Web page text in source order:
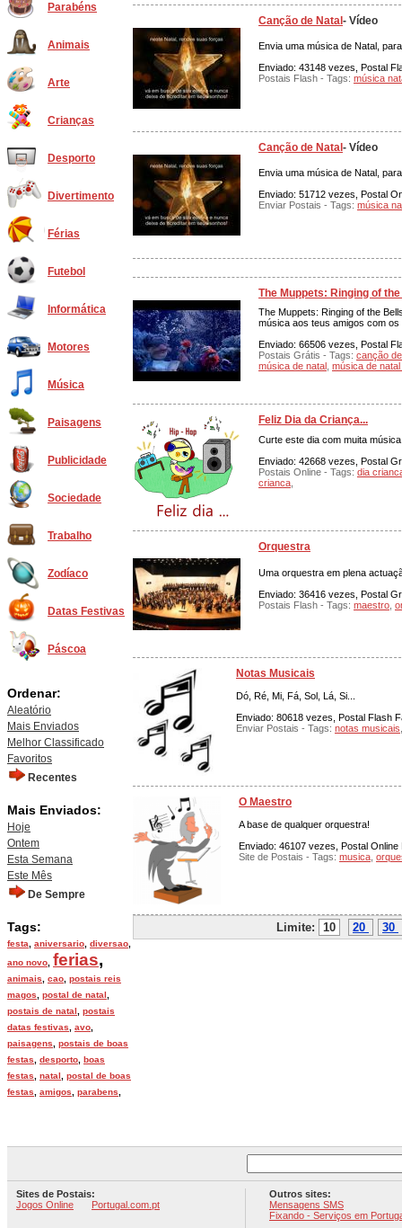
Parabéns
Animais
Arte
Crianças
Desporto
Divertimento
Férias
Futebol
Informática
Motores
Música
Paisagens
Publicidade
Sociedade
Trabalho
Zodíaco
Datas Festivas
Páscoa
Ordenar:
Aleatório
Mais Enviados
Melhor Classificado
Favoritos
Recentes
Mais Enviados:
Hoje
Ontem
Esta Semana
Este Mês
De Sempre
Tags:
festa aniversario diversao
ano novo ferias,
animais cao postais reis
magos
postal de natal
postais de natal
postais
datas festivas
avo
paisagens
postais de boas
festas
desporto boas
festas
natal
postal de boas
festas
amigos parabens
Canção de Natal - Vídeo
Envia uma música de Natal,
Enviado: 43148 vezes, Postal
Postais Flash - Tags: música
Canção de Natal - Vídeo
Envia uma música de Natal,
Enviado: 51712 vezes, Postal
Enviar Postais - Tags: música
The Muppets: Ringing of
The Muppets: Ringing of the
música aos teus amigos com os
Enviado: 66506 vezes, Postal
Postais Grátis - Tags: canção
música de natal música de
Feliz Dia da Criança...
Curte este dia com muita
Enviado: 42668 vezes, Postal
Postais Online - Tags: dia
crianca
Orquestra
Uma orquestra em plena
Enviado: 36416 vezes, Postal
Postais Flash - Tags: maestro
Notas Musicais
Dó, Ré, Mi, Fá, Sol, Lá, Si...
Enviado: 80618 vezes, Postal Flash
Enviar Postais - Tags: notas musicais
O Maestro
A base de qualquer orquestra!
Enviado: 46107 vezes, Postal
Site de Postais - Tags: musica
Limite: 10 20 30
Sites de Postais:
Jogos Online
Portugal.com.pt
Outros sites:
Mensagens SMS
Fixando - Serviços em